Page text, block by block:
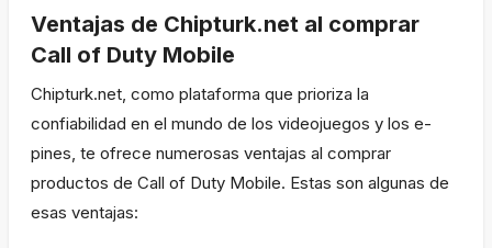
Ventajas de Chipturk.net al comprar
Call of Duty Mobile
Chipturk.net, como plataforma que prioriza la
confiabilidad en el mundo de los videojuegos y los e-
pines, te ofrece numerosas ventajas al comprar
productos de Call of Duty Mobile. Estas son algunas de
esas ventajas: